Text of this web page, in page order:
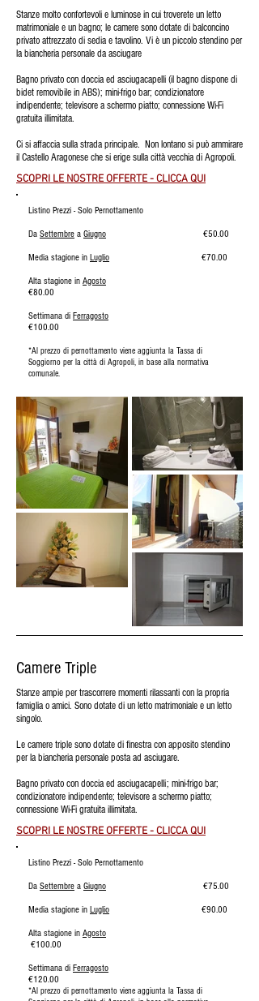
Stanze molto confortevoli e luminose in cui troverete un letto
matrimoniale e un bagno; le camere sono dotate di balconcino
privato attrezzato di sedia e tavolino. Vi è un piccolo stendino per
la biancheria personale da asciugare
Bagno privato con doccia ed asciugacapelli (il bagno dispone di
bidet removibile in ABS); mini-frigo bar; condizionatore
indipendente; televisore a schermo piatto; connessione Wi-Fi
gratuita illimitata.
Ci si affaccia sulla strada principale. Non lontano si può ammirare
il Castello Aragonese che si erige sulla città vecchia di Agropoli.
SCOPRI LE NOSTRE OFFERTE - CLICCA QUI
Listino Prezzi - Solo Pernottamento
Da Settembre a Giugno €50.00
Media stagione in Luglio €70.00
Alta stagione in Agosto
€80.00
Settimana di Ferragosto
€100.00
*Al prezzo di pernottamento viene aggiunta la Tassa di
Soggiorno per la città di Agropoli, in base alla normativa
comunale.
Camere Triple
Stanze ampie per trascorrere momenti rilassanti con la propria
famiglia o amici. Sono dotate di un letto matrimoniale e un letto
singolo.
Le camere triple sono dotate di finestra con apposito stendino
per la biancheria personale posta ad asciugare.
Bagno privato con doccia ed asciugacapelli; mini-frigo bar;
condizionatore indipendente; televisore a schermo piatto;
connessione Wi-Fi gratuita illimitata.
SCOPRI LE NOSTRE OFFERTE - CLICCA QUI
Listino Prezzi -Solo Pernottamento
Da Settembre a Giugno €75.00
Media stagione in Luglio €90.00
Alta stagione in Agosto
€100.00
Settimana di Ferragosto
€120.00
*Al prezzo di pernottamento viene aggiunta la Tassa di